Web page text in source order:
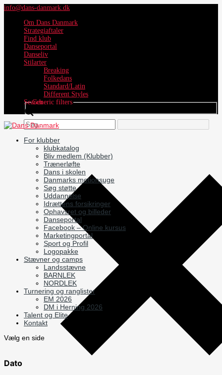
info@dans-danmark.dk
Om Dans Danmark
Strategiaftaler
Find klub
Danseportal
Danseliv
Stilarter
Breaking
Folkedans
Standard/Latin
Different Styles
Search
Generic filters
For klubber
klubkatalog
Bliv medlem (Klubber)
Trænerløfte
Dans i skolen
Danmarks motionsuge
Søg støtte
Uddannelse
Idrættens forsikringer
Ophavsret og billeder
Danseportal
Facebook – Online kursus
Marketingportal
Sport og Profil
Logopakke
Stævner og camps
Landsstævne
BARNLEK
NORDLEK
Turnering og ranglister
EM 2026
DM i Herning 2026
Talent og Elite
Kontakt
Vælg en side
Dato